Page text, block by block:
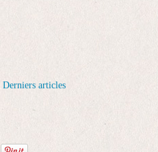
Derniers articles